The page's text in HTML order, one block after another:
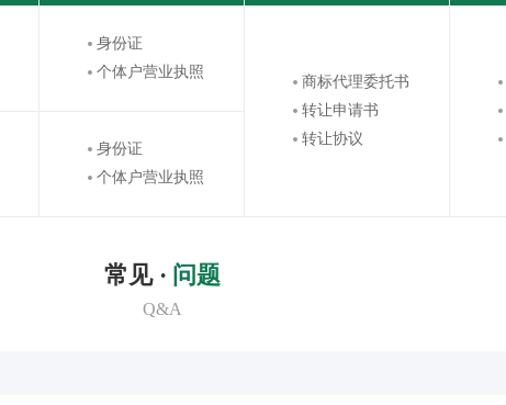
身份证
个体户营业执照
商标代理委托书
转让申请书
转让协议
身份证
个体户营业执照
常见 · 问题
Q&A